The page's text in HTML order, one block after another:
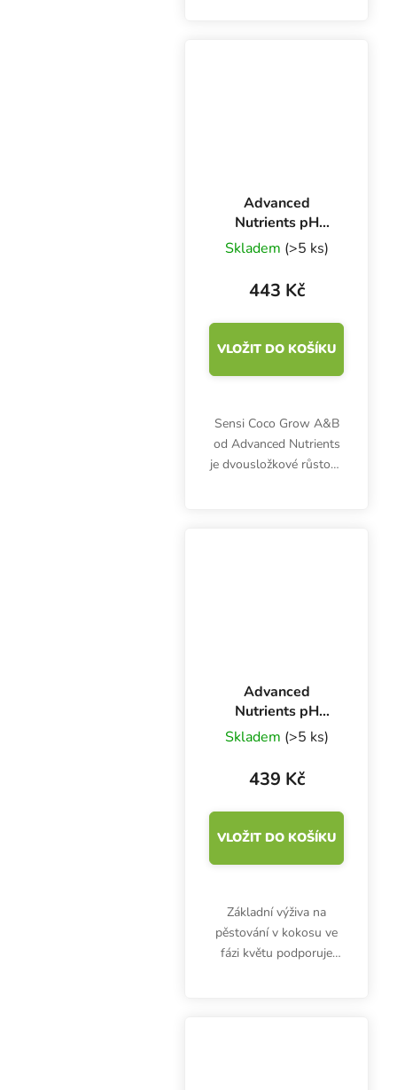
Advanced
Nutrients pH
Perfect Sensi Coco
Grow A+B 500 ml,
základní hnojivo
na růst
Skladem (>5 ks)
443 Kč
VLOŽIT DO KOŠÍKU
Sensi Coco Grow A&B
od Advanced Nutrients
je dvousložkové růstové
Advanced
Nutrients pH
Perfect Sensi Coco
Bloom A+B 500
ml, základní
hnojivo na květ
Skladem (>5 ks)
439 Kč
VLOŽIT DO KOŠÍKU
Základní výživa na
pěstování v kokosu ve
fázi květu podporuje